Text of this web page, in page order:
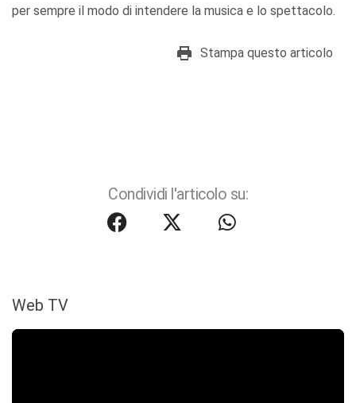
per sempre il modo di intendere la musica e lo spettacolo.
Stampa questo articolo
Condividi l'articolo su:
Web TV